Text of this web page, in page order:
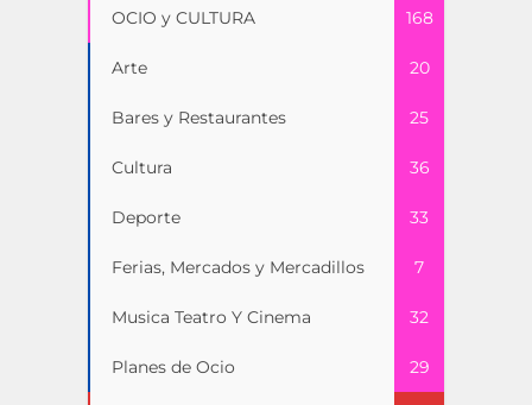
OCIO y CULTURA 168
Arte 20
Bares y Restaurantes 25
Cultura 36
Deporte 33
Ferias, Mercados y Mercadillos 7
Musica Teatro Y Cinema 32
Planes de Ocio 29